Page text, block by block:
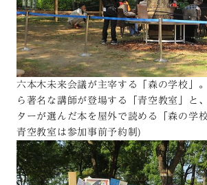
六本木未来会議が主宰する「森の学校」
ら著名な講師が登場する「青空教室」と
ターが選んだ本を屋外で読める「森の学
青空教室は参加事前予約制)